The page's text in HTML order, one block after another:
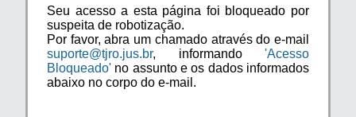
Seu acesso a esta página foi bloqueado por
suspeita de robotização.
Por favor, abra um chamado através do e-mail
suporte@tjro.jus.br, informando 'Acesso
Bloqueado' no assunto e os dados informados
abaixo no corpo do e-mail.